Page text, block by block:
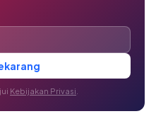
Kebijakan Privasi